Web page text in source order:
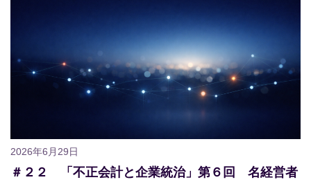
2026年6月29日
＃２２ 「不正会計と企業統治」第６回 名経営者